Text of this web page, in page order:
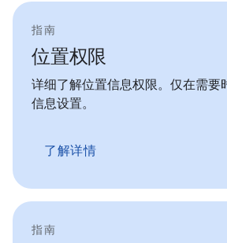
指南
位置权限
详细了解位置信息权限。仅在需要
信息设置。
了解详情
指南